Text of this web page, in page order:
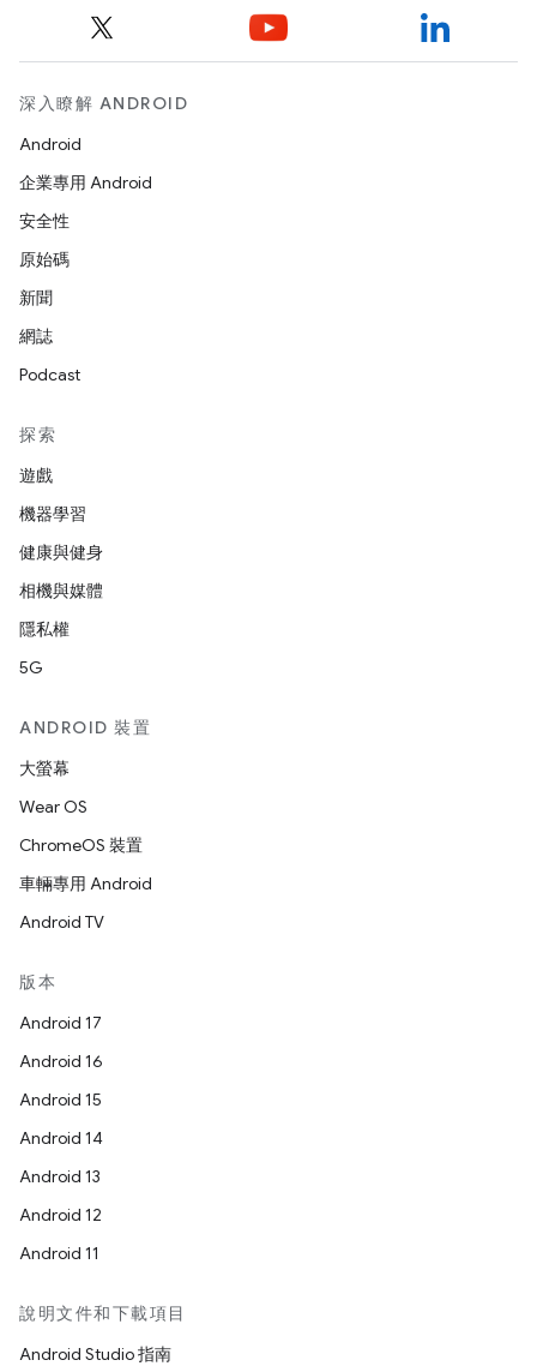
深入瞭解 ANDROID
Android
企業專用 Android
安全性
原始碼
新聞
網誌
Podcast
探索
遊戲
機器學習
健康與健身
相機與媒體
隱私權
5G
ANDROID 裝置
大螢幕
Wear OS
ChromeOS 裝置
車輛專用 Android
Android TV
版本
Android 17
Android 16
Android 15
Android 14
Android 13
Android 12
Android 11
說明文件和下載項目
Android Studio 指南